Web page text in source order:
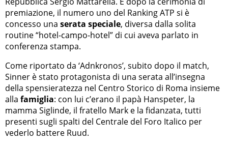
premiazione, il numero uno del Ranking ATP si è
concesso una serata speciale, diversa dalla solita
routine “hotel-campo-hotel” di cui aveva parlato in
conferenza stampa.
Come riportato da ‘Adnkronos’, subito dopo il match,
Sinner è stato protagonista di una serata all’insegna
della spensieratezza nel Centro Storico di Roma insieme
alla famiglia: con lui c’erano il papà Hanspeter, la
mamma Siglinde, il fratello Mark e la fidanzata, tutti
presenti sugli spalti del Centrale del Foro Italico per
vederlo battere Ruud.